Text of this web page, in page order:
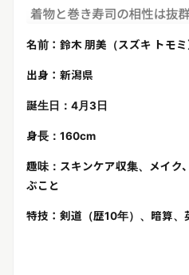
名前：鈴木 朋美（スズキ トモミ
出身：新潟県
誕生日：4月3日
身長：160cm
趣味：スキンケア収集、メイク
ぶこと
特技：剣道（歴10年）、暗算、